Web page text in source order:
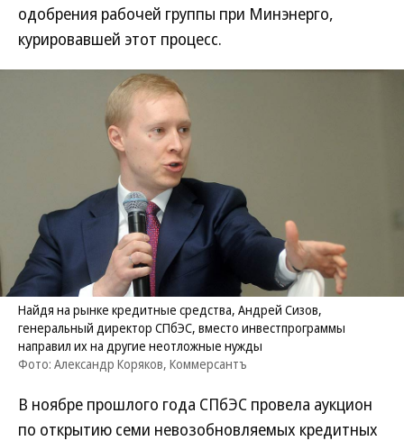
одобрения рабочей группы при Минэнерго,
курировавшей этот процесс.
Найдя на рынке кредитные средства, Андрей Сизов,
генеральный директор СПбЭС, вместо инвестпрограммы
направил их на другие неотложные нужды
Фото: Александр Коряков, Коммерсантъ
В ноябре прошлого года СПбЭС провела аукцион
по открытию семи невозобновляемых кредитных